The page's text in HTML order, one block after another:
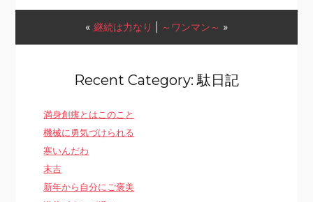
« 継続は力なり ～ワンマン～ »
Recent Category: 駄日記
満身創痍とはこのこと
機械に勇気づけられる
寒いんだわ
末吉
新年から自分にご褒美